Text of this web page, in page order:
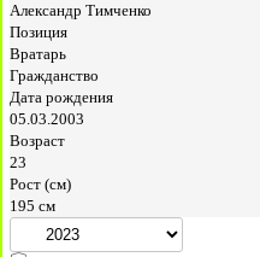
Александр Тимченко
Позиция
Вратарь
Гражданство
Дата рождения
05.03.2003
Возраст
23
Рост (см)
195 см